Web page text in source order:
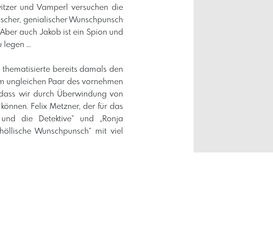
und Vamperl versuchen die
genialischer Wunschpunsch
auch Jakob ist ein Spion und
legen ...
thematisierte bereits damals den
ungleichen Paar des vornehmen
wir durch Überwindung von
Felix Metzner, der für das
die Detektive“ und „Ronja
Wunschpunsch“ mit viel